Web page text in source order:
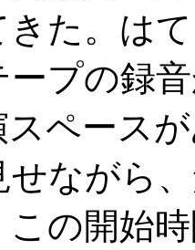
た。は
ープの録
スペース
せながら
この開始